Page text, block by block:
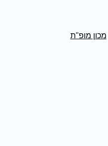
מכון מופ"ת